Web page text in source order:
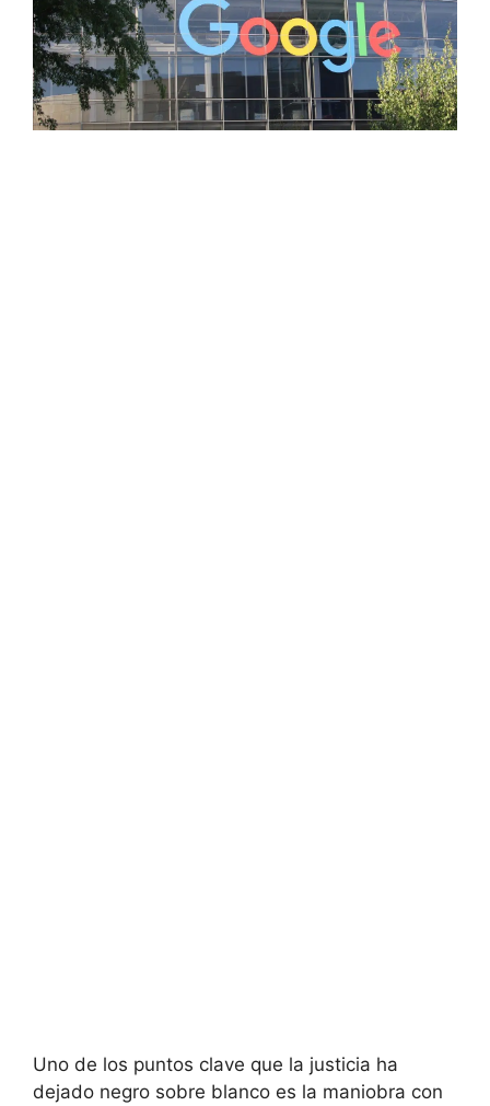
Uno de los puntos clave que la justicia ha
dejado negro sobre blanco es la maniobra con